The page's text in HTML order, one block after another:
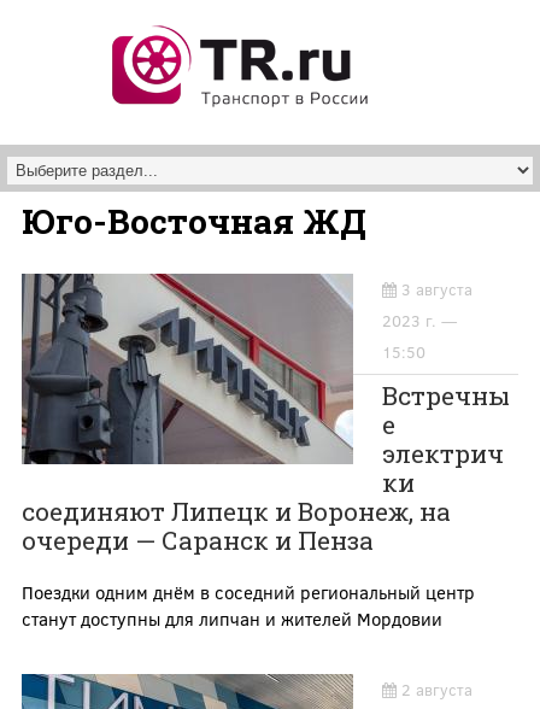
Юго-Восточная ЖД
3 августа
2023 г. —
15:50
Встречны
е
электрич
ки
соединяют Липецк и Воронеж, на
очереди — Саранск и Пенза
Поездки одним днём в соседний региональный центр
станут доступны для липчан и жителей Мордовии
2 августа